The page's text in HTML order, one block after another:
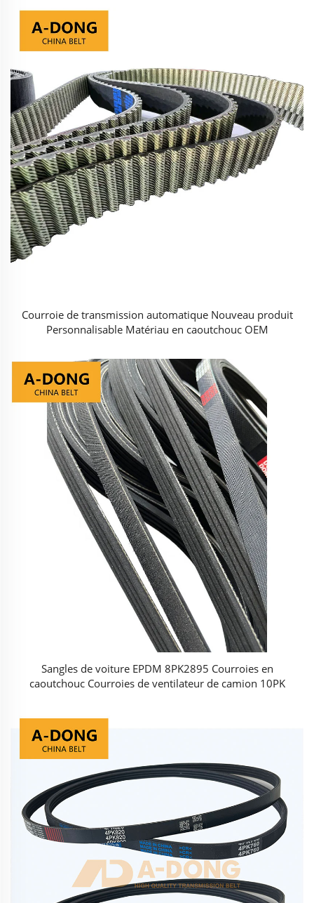
Courroie de transmission automatique Nouveau produit
Personnalisable Matériau en caoutchouc OEM
Sangles de voiture EPDM 8PK2895 Courroies en
caoutchouc Courroies de ventilateur de camion 10PK